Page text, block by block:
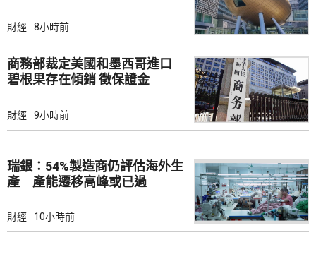
財經 8小時前
商務部裁定美國和墨西哥進口
碧根果存在傾銷 徵保證金
財經 9小時前
瑞銀：54%製造商仍評估海外生
產 產能遷移高峰或已過
財經 10小時前